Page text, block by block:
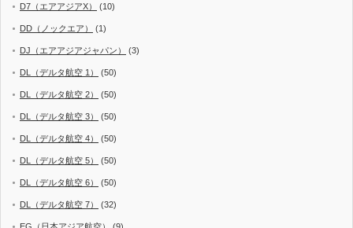
D7（エアアジアX） (10)
DD（ノックエア） (1)
DJ（エアアジアジャパン） (3)
DL（デルタ航空 1） (50)
DL（デルタ航空 2） (50)
DL（デルタ航空 3） (50)
DL（デルタ航空 4） (50)
DL（デルタ航空 5） (50)
DL（デルタ航空 6） (50)
DL（デルタ航空 7） (32)
EG（日本アジア航空） (9)